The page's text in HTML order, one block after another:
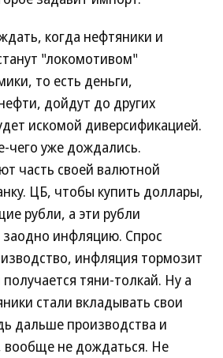
когда нефтяники и
"локомотивом"
то есть деньги,
дойдут до других
искомой диверсификацией.
чего уже дождались.
часть своей валютной
ЦБ, чтобы купить доллары,
рубли, а эти рубли
инфляцию. Спрос
инфляция тормозит
тяни-толкай. Ну а
стали вкладывать свои
дальше производства и
вообще не дождаться. Не